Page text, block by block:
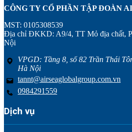
CÔNG TY CỔ PHẦN TẬP ĐOÀN
MST: 0105308539
Địa chỉ ĐKKD: A9/4, TT Mỏ địa chất,
Nội
VPGD: Tầng 8, số 82 Trần Thái
Hà Nội
tannt@airseaglobalgroup.com.vn
0984291559
Dịch vụ